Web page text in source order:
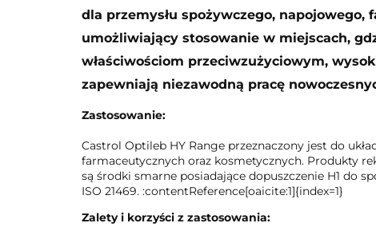
dla przemysłu spożywczego,
umożliwiający stosowanie w miejscach,
właściwościom przeciwzużyciowym,
zapewniają niezawodną pracę
Zastosowanie:
Castrol Optileb HY Range przeznaczony jest do
farmaceutycznych oraz kosmetycznych. Produkty
są środki smarne posiadające dopuszczenie H1 do
ISO 21469. :contentReference[oaicite:1]{index=1}
Zalety i korzyści z zastosowania: